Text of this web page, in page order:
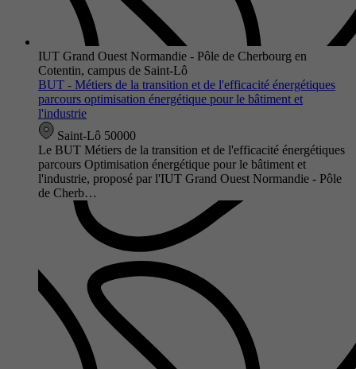
IUT Grand Ouest Normandie - Pôle de Cherbourg en
Cotentin, campus de Saint-Lô
BUT - Métiers de la transition et de l'efficacité énergétiques
parcours optimisation énergétique pour le bâtiment et
l'industrie
Saint-Lô 50000
Le BUT Métiers de la transition et de l'efficacité énergétiques
parcours Optimisation énergétique pour le bâtiment et
l'industrie, proposé par l'IUT Grand Ouest Normandie - Pôle
de Cherb…